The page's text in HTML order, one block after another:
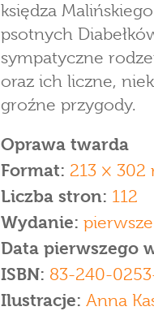
księdza
psotnych
sympatyczne
oraz ich liczne,
groźne przygody.
Oprawa twarda
Format: 213 × 302
Liczba stron: 112
Wydanie: pierwsze
Data pierwszego
ISBN: 83-240-
Ilustracje: Anna